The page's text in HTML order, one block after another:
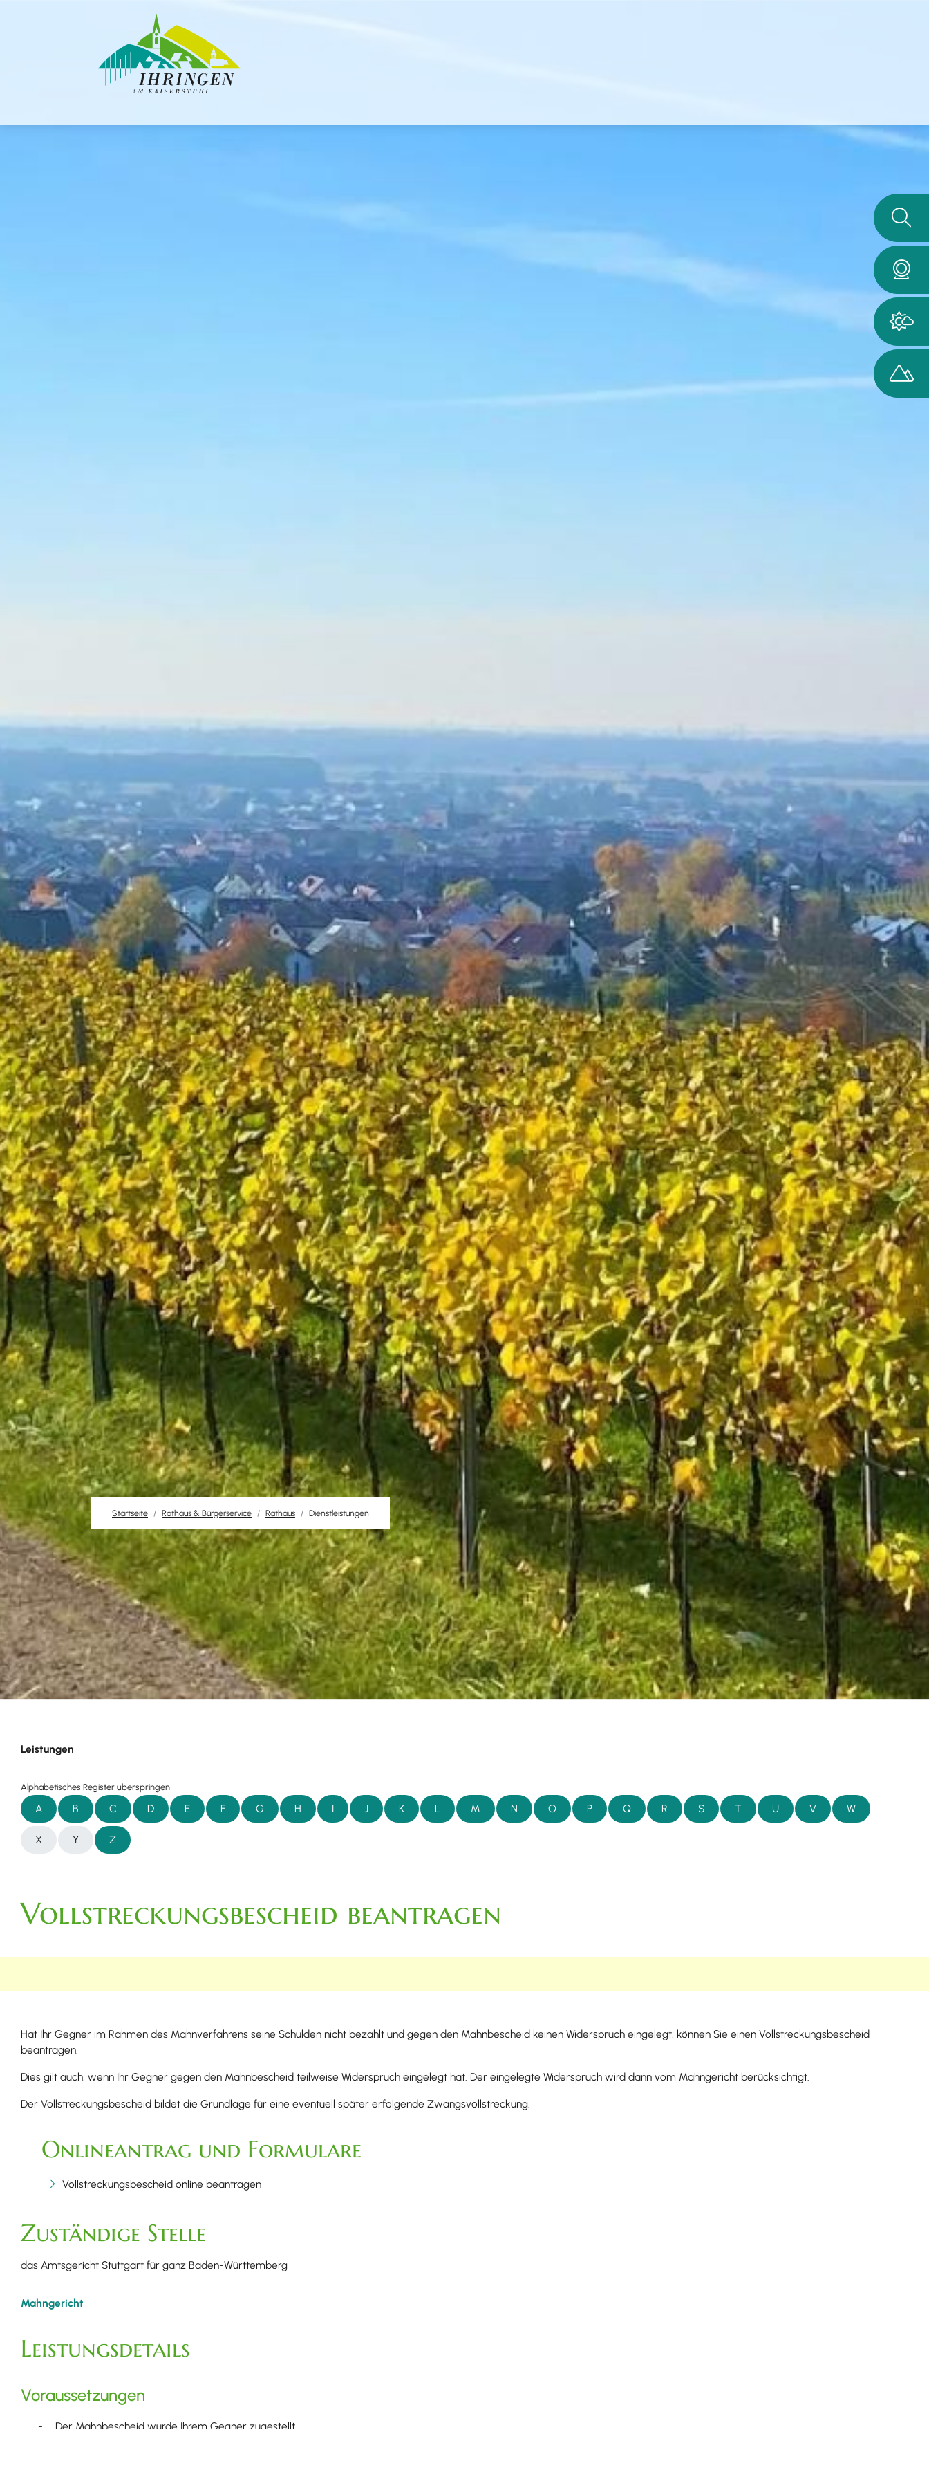
Startseite Rathaus & Bürgerservice Rathaus Dienstleistungen
Leistungen
Alphabetisches Register überspringen
A B C D E F G H I J K L M N O P Q R S T U V W
X Y Z
Vollstreckungsbescheid beantragen
Hat Ihr Gegner im Rahmen des Mahnverfahrens seine Schulden nicht bezahlt und gegen den Mahnbescheid keinen Widerspruch eingelegt, können Sie einen Vollstreckungsbescheid
beantragen.
Dies gilt auch, wenn Ihr Gegner gegen den Mahnbescheid teilweise Widerspruch eingelegt hat. Der eingelegte Widerspruch wird dann vom Mahngericht berücksichtigt.
Der Vollstreckungsbescheid bildet die Grundlage für eine eventuell später erfolgende Zwangsvollstreckung.
Onlineantrag und Formulare
Vollstreckungsbescheid online beantragen
Zuständige Stelle
das Amtsgericht Stuttgart für ganz Baden-Württemberg
Mahngericht
Leistungsdetails
Voraussetzungen
Der Mahnbescheid wurde Ihrem Gegner zugestellt.